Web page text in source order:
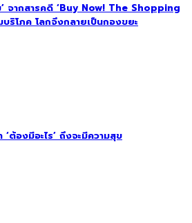
จากสารคดี ‘Buy Now! The Shopping
ริโภค โลกจึงกลายเป็นกองขยะ
‘ต้องมีอะไร’ ถึงจะมีความสุข